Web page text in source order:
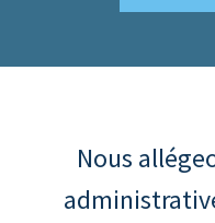
Nous